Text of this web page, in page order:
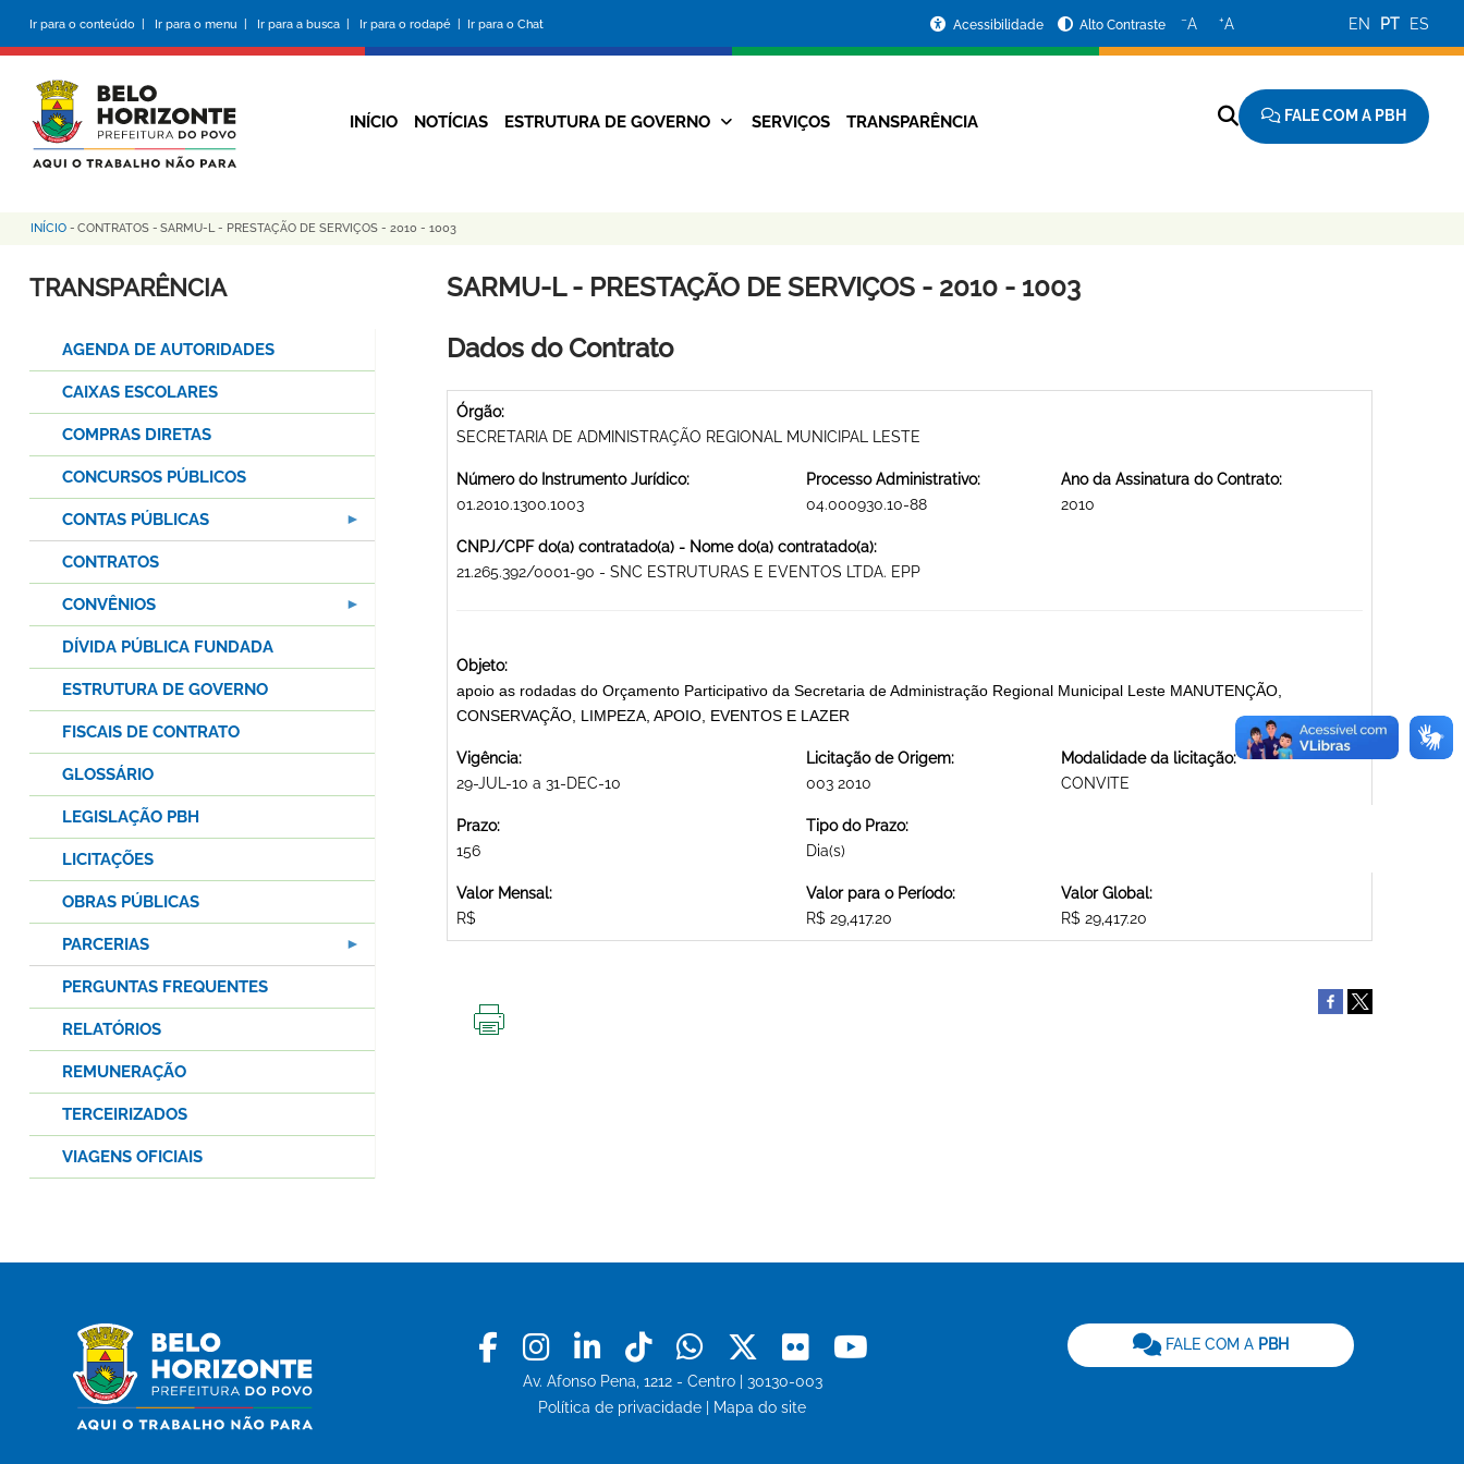
conteúdo
principal
Ir para o conteúdo | Ir para o menu | Ir para a busca | Ir para o rodapé | Ir para o Chat
da
Prefeitura
Acessibilidade Alto Contraste −A +A EN PT ES
Navegação
INÍCIO NOTÍCIAS ESTRUTURA DE GOVERNO SERVIÇOS TRANSPARÊNCIA FALE COM A PBH
Trilha
de
INÍCIO - CONTRATOS - SARMU-L - PRESTAÇÃO DE SERVIÇOS - 2010 - 1003
SARMU-L - PRESTAÇÃO DE SERVIÇOS - 2010 - 1003
Dados do Contrato
Órgão:
SECRETARIA DE ADMINISTRAÇÃO REGIONAL MUNICIPAL LESTE
Número do Instrumento Jurídico:
01.2010.1300.1003
Processo Administrativo:
04.000930.10-88
Ano da Assinatura do Contrato:
2010
CNPJ/CPF do(a) contratado(a) - Nome do(a) contratado(a):
21.265.392/0001-90 - SNC ESTRUTURAS E EVENTOS LTDA. EPP
Objeto:
apoio as rodadas do Orçamento Participativo da Secretaria de Administração Regional Municipal Leste MANUTENÇÃO,
CONSERVAÇÃO, LIMPEZA, APOIO, EVENTOS E LAZER
Vigência:
29-JUL-10 a 31-DEC-10
Licitação de Origem:
003 2010
Modalidade da licitação:
CONVITE
Prazo:
156
Tipo do Prazo:
Dia(s)
Valor Mensal:
R$
Valor para o Período:
R$ 29,417.20
Valor Global:
R$ 29,417.20
TRANSPARÊNCIA
AGENDA DE AUTORIDADES
CAIXAS ESCOLARES
COMPRAS DIRETAS
CONCURSOS PÚBLICOS
CONTAS PÚBLICAS
CONTRATOS
CONVÊNIOS
DÍVIDA PÚBLICA FUNDADA
ESTRUTURA DE GOVERNO
FISCAIS DE CONTRATO
GLOSSÁRIO
LEGISLAÇÃO PBH
LICITAÇÕES
OBRAS PÚBLICAS
PARCERIAS
PERGUNTAS FREQUENTES
RELATÓRIOS
REMUNERAÇÃO
TERCEIRIZADOS
VIAGENS OFICIAIS
Facebook
Instagram
LinkedinTiktokWhatsapp
X Flickr
Av. Afonso Pena, 1212 - Centro | 30130-003
Política de privacidade
Mapa do site
FALE COM A PBH